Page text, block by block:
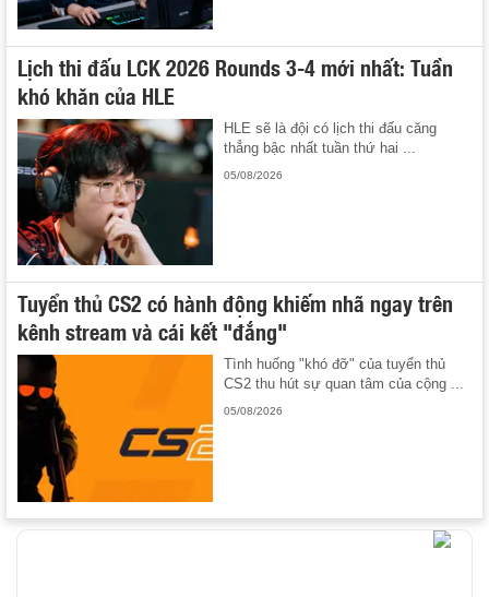
Lịch thi đấu LCK 2026 Rounds 3-4 mới nhất: Tuần
khó khăn của HLE
HLE sẽ là đội có lịch thi đấu căng
thẳng bậc nhất tuần thứ hai ...
05/08/2026
Tuyển thủ CS2 có hành động khiếm nhã ngay trên
kênh stream và cái kết "đắng"
Tình huống "khó đỡ" của tuyển thủ
CS2 thu hút sự quan tâm của cộng ...
05/08/2026